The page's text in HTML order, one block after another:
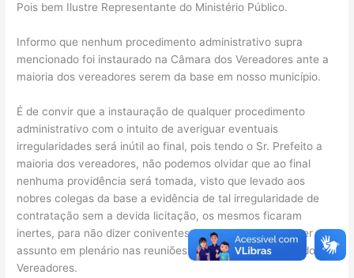
Pois bem Ilustre Representante do Ministério Público.
Informo que nenhum procedimento administrativo supra
mencionado foi instaurado na Câmara dos Vereadores ante a
maioria dos vereadores serem da base em nosso município.
É de convir que a instauração de qualquer procedimento
administrativo com o intuito de averiguar eventuais
irregularidades será inútil ao final, pois tendo o Sr. Prefeito a
maioria dos vereadores, não podemos olvidar que ao final
nenhuma providência será tomada, visto que levado aos
nobres colegas da base a evidência de tal irregularidade de
contratação sem a devida licitação, os mesmos ficaram
inertes, para não dizer coniventes, sem ao menos debater o
assunto em plenário nas reuniões ordinárias da Câmara dos
Vereadores.